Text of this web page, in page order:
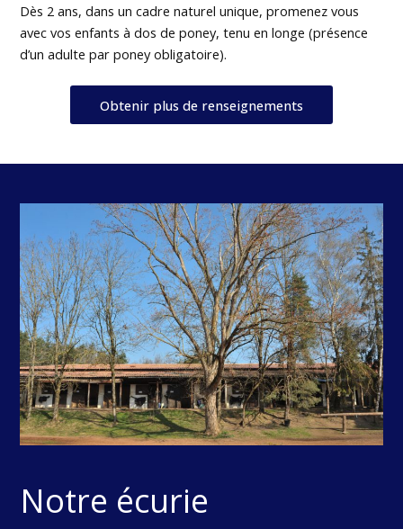
Dès 2 ans, dans un cadre naturel unique, promenez vous
avec vos enfants à dos de poney, tenu en longe (présence
d’un adulte par poney obligatoire).
Obtenir plus de renseignements
Notre écurie